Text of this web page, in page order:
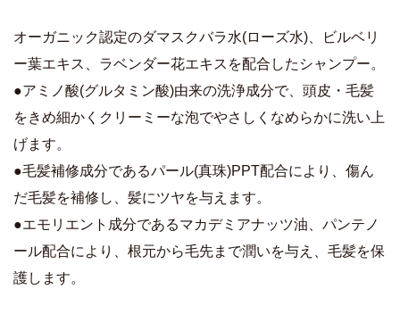
オーガニック認定のダマスクバラ水(ローズ水)、ビルベリ
ー葉エキス、ラベンダー花エキスを配合したシャンプー。
●アミノ酸(グルタミン酸)由来の洗浄成分で、頭皮・毛髪
をきめ細かくクリーミーな泡でやさしくなめらかに洗い上
げます。
●毛髪補修成分であるパール(真珠)PPT配合により、傷ん
だ毛髪を補修し、髪にツヤを与えます。
●エモリエント成分であるマカデミアナッツ油、パンテノ
ール配合により、根元から毛先まで潤いを与え、毛髪を保
護します。